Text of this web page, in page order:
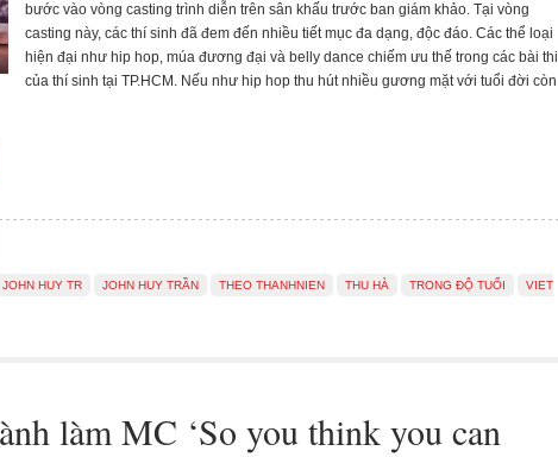
bước vào vòng casting trình diễn trên sân khấu trước ban giám khảo. Tại vòng
casting này, các thí sinh đã đem đến nhiều tiết mục đa dạng, độc đáo. Các thể loại
hiện đại như hip hop, múa đương đại và belly dance chiếm ưu thế trong các bài thi
của thí sinh tại TP.HCM. Nếu như hip hop thu hút nhiều gương mặt với tuổi đời còn
JOHN HUY TR JOHN HUY TRẦN THEO THANHNIEN THU HÀ TRONG ĐỘ TUỔI
VIET
làm MC ‘So you think you can